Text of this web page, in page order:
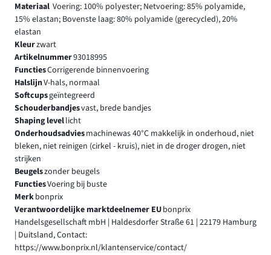
Materiaal Voering: 100% polyester; Netvoering: 85% polyamide,
15% elastan; Bovenste laag: 80% polyamide (gerecycled), 20%
elastan
Kleurzwart
Artikelnummer93018995
FunctiesCorrigerende binnenvoering
HalslijnV-hals, normaal
Softcupsgeïntegreerd
Schouderbandjesvast, brede bandjes
Shaping levellicht
Onderhoudsadviesmachinewas 40°C makkelijk in onderhoud, niet
bleken, niet reinigen (cirkel - kruis), niet in de droger drogen, niet
strijken
Beugelszonder beugels
FunctiesVoering bij buste
Merkbonprix
Verantwoordelijke marktdeelnemer EUbonprix
Handelsgesellschaft mbH | Haldesdorfer Straße 61 | 22179 Hamburg
| Duitsland, Contact:
https://www.bonprix.nl/klantenservice/contact/